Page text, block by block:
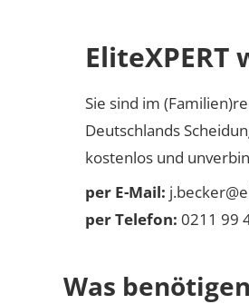
EliteXPERT
Sie sind im
Deutschlands
kostenlos und
per E-Mail:
per Telefon: 0211 99
Was